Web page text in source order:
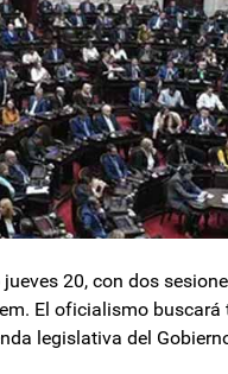
20, con dos
El oficialismo buscará
legislativa del